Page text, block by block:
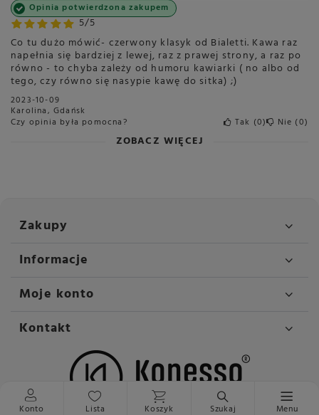
5/5
Opinia potwierdzona zakupem
Co tu dużo mówić- czerwony klasyk od Bialetti. Kawa raz
napełnia się bardziej z lewej, raz z prawej strony, a raz po
równo - to chyba zależy od humoru kawiarki ( no albo od
tego, czy równo się nasypie kawę do sitka) ;)
2023-10-09
Karolina, Gdańsk
Czy opinia była pomocna? Tak 0 Nie 0
ZOBACZ WIĘCEJ
Zakupy
Informacje
Moje konto
Kontakt
Konto Lista Koszyk Szukaj Menu